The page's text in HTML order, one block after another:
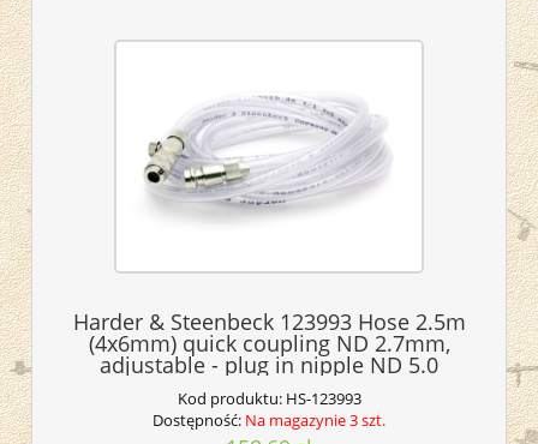
Harder & Steenbeck 123993 Hose 2.5m
(4x6mm) quick coupling ND 2.7mm,
adjustable - plug in nipple ND 5.0
Kod produktu: HS-123993
Dostępność: Na magazynie 3 szt.